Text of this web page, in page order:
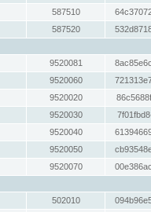
587510
587520
9520081
9520060
9520020
9520030
9520040
9520050
9520070
502010